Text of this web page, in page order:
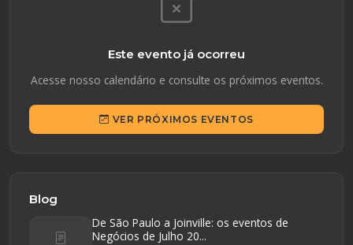
Este evento já ocorreu
Acesse nosso calendário e consulte os próximos eventos.
VER PRÓXIMOS EVENTOS
Blog
De São Paulo a Joinville: os eventos de
Negócios de Julho 20...